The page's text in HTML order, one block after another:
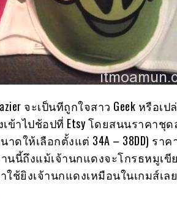
จะเป็นทีถูกใจสาว Geek หรือเป
ข้าไปช้อปที่ Etsy โดยสนนราคาชุด
ดให้เลือกตั้งแต่ 34A – 38DD) รา
นนี้ถึงแม้เจ้านกแดงจะโกรธหมูเ
ช้ยิงเจ้านกแดงเหมือนในเกมส์เล